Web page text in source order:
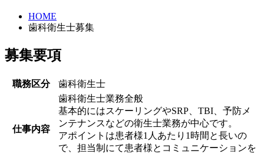
HOME
歯科衛生士募集
募集要項
職務区分 歯科衛生士
仕事内容
歯科衛生士業務全般
基本的にはスケーリングやSRP、TBI、予防メ
ンテナンスなどの衛生士業務が中心です。
アポイントは患者様1人あたり1時間と長いの
で、担当制にて患者様とコミュニケーションを